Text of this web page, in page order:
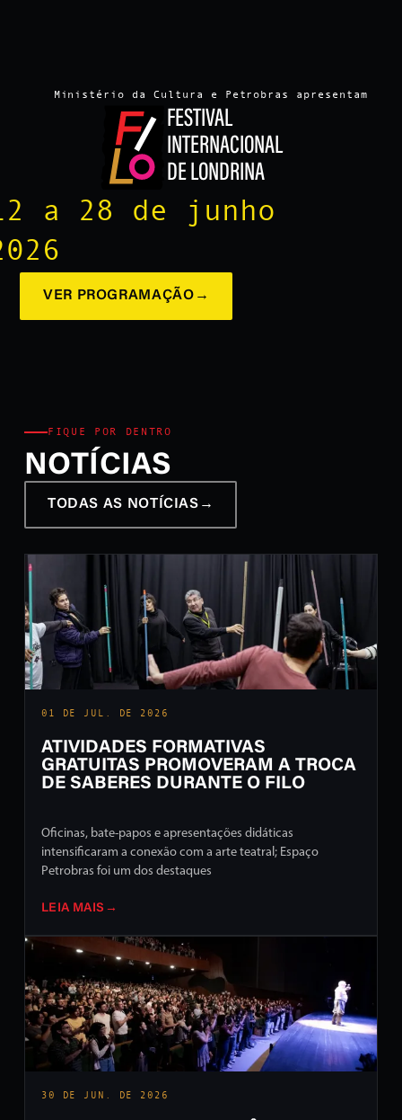
Ministério da Cultura e Petrobras apresentam
FESTIVAL
INTERNACIONAL
DE LONDRINA
a 28 de junho
VER PROGRAMAÇÃO →
FIQUE POR DENTRO
NOTÍCIAS
TODAS AS NOTÍCIAS →
01 DE JUL. DE 2026
ATIVIDADES FORMATIVAS
GRATUITAS PROMOVERAM A TROCA
DE SABERES DURANTE O FILO
Oficinas, bate-papos e apresentações didáticas
intensificaram a conexão com a arte teatral; Espaço
Petrobras foi um dos destaques
LEIA MAIS →
30 DE JUN. DE 2026